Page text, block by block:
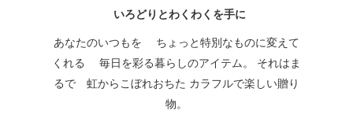
いろどりとわくわくを手に
あなたのいつもを ちょっと特別なものに変えて
くれる 毎日を彩る暮らしのアイテム。 それはま
るで 虹からこぼれおちた カラフルで楽しい贈り
物。